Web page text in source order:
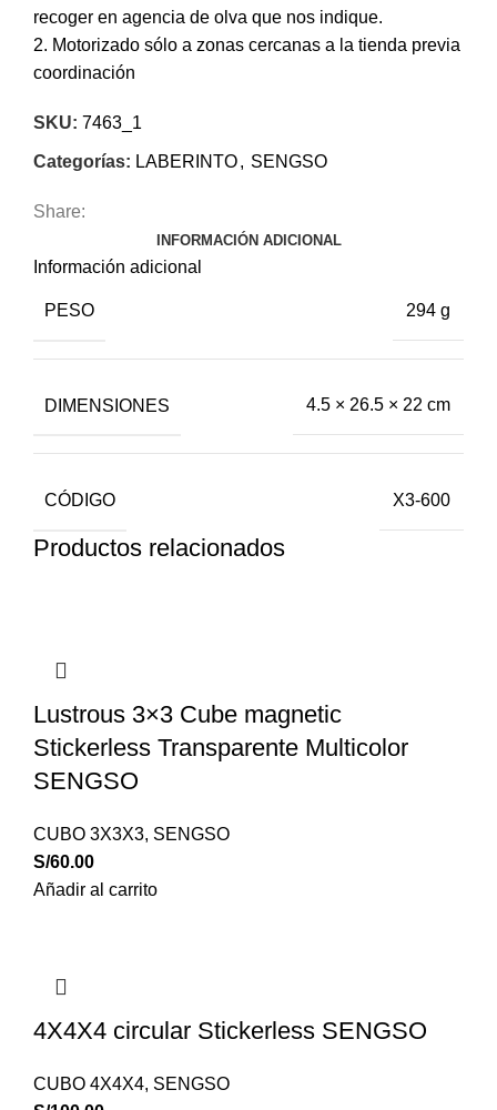
recoger en agencia de olva que nos indique.
2. Motorizado sólo a zonas cercanas a la tienda previa
coordinación
SKU: 7463_1
Categorías: LABERINTO, SENGSO
Share:
INFORMACIÓN ADICIONAL
Información adicional
PESO 294 g
DIMENSIONES 4.5 × 26.5 × 22 cm
CÓDIGO X3-600
Productos relacionados
Lustrous 3×3 Cube magnetic
Stickerless Transparente Multicolor
SENGSO
CUBO 3X3X3, SENGSO
S/60.00
Añadir al carrito
4X4X4 circular Stickerless SENGSO
CUBO 4X4X4, SENGSO